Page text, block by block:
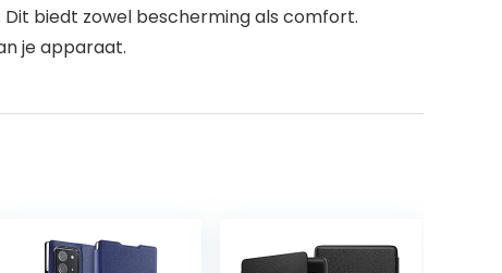
Dit biedt zowel bescherming als comfort.
je apparaat.